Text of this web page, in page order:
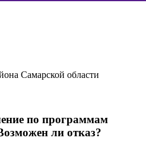
Самарской области
по программам
ли отказ?